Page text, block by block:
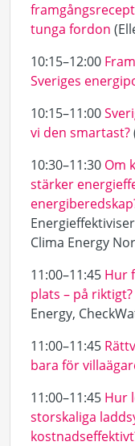
tunga fordon
10:15–12:00
Sveriges
10:15–11:00
vi den smartast?
10:30–11:30 Om
stärker
Clima Energy
11:00–11:45 Hur
plats – på riktigt?
Energy,
11:00–11:45
bara för
11:00–11:45 Hur
storskaliga